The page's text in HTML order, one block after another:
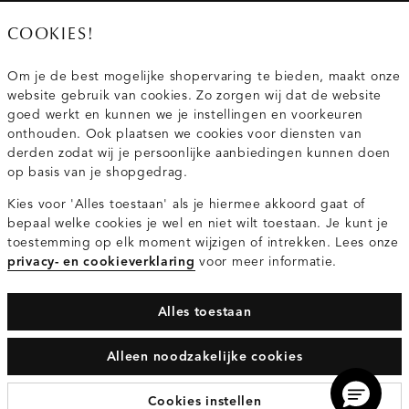
020 - 3412 667
Service
Wij zijn Costes
Topcategorieën voor jou
Privacy- en cookieverklaringAlgemene Voorwaarden
© 2026 Costes Fashion Alle Rechten Voorbehouden
COOKIES!
Om je de best mogelijke shopervaring te bieden, maakt onze
website gebruik van cookies. Zo zorgen wij dat de website
goed werkt en kunnen we je instellingen en voorkeuren
onthouden. Ook plaatsen we cookies voor diensten van
derden zodat wij je persoonlijke aanbiedingen kunnen doen
op basis van je shopgedrag.
Kies voor 'Alles toestaan' als je hiermee akkoord gaat of
bepaal welke cookies je wel en niet wilt toestaan. Je kunt je
toestemming op elk moment wijzigen of intrekken. Lees onze
privacy- en cookieverklaring voor meer informatie.
Alles toestaan
Alleen noodzakelijke cookies
Cookies instellen